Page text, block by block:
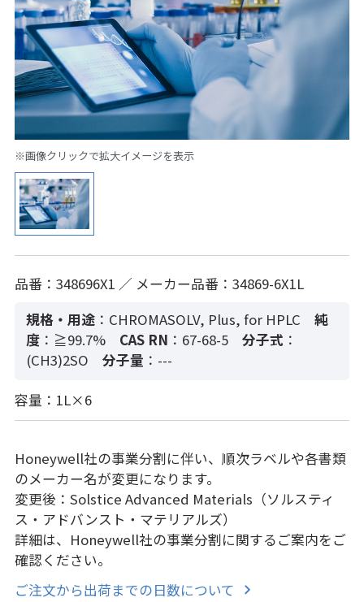
※画像クリックで拡大イメージを表示
品番：348696X1 ／ メーカー品番：34869-6X1L
規格・用途 ：CHROMASOLV, Plus, for HPLC
純
度 ：≧99.7% CAS RN ：67-68-5 分子式 ：
(CH3)2SO
分子量 ：---
容量：1L×6
Honeywell社の事業分割に伴い、順次ラベルや各書類
のメーカー名が変更になります。
変更後：Solstice Advanced Materials（ソルスティ
ス・アドバンスト・マテリアルズ）
詳細は、Honeywell社の事業分割に関するご案内をご
確認ください。
ご注文から出荷までの日数について